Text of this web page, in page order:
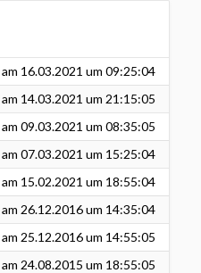
am 16.03.2021 um 09:25:04
am 14.03.2021 um 21:15:05
am 09.03.2021 um 08:35:05
am 07.03.2021 um 15:25:04
am 15.02.2021 um 18:55:04
am 26.12.2016um 14:35:04
am 25.12.2016um 14:55:05
am 24.08.2015 um 18:55:05